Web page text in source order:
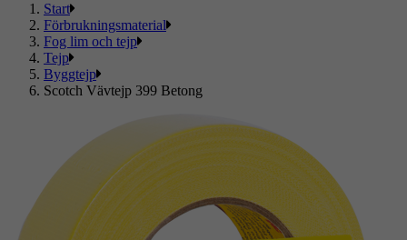
Start
Förbrukningsmaterial
Fog lim och tejp
Tejp
Byggtejp
Scotch Vävtejp 399 Betong